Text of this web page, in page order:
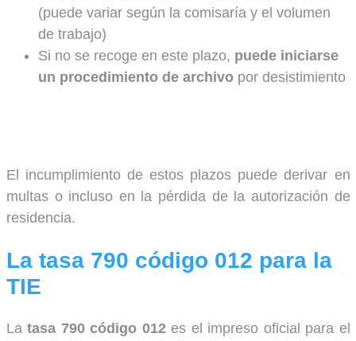
(puede variar según la comisaría y el volumen
de trabajo)
Si no se recoge en este plazo, puede iniciarse
un procedimiento de archivo por desistimiento
El incumplimiento de estos plazos puede derivar en
multas o incluso en la pérdida de la autorización de
residencia.
La tasa 790 código 012 para la
TIE
Latasa 790 código 012es el impreso oficial para el